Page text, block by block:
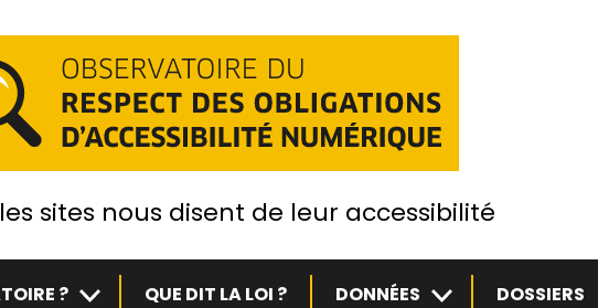
sites nous disent de leur accessibilité
? Sous-menuQUE DIT LA LOI ? DONNÉES Sous-menuDOSSIERS